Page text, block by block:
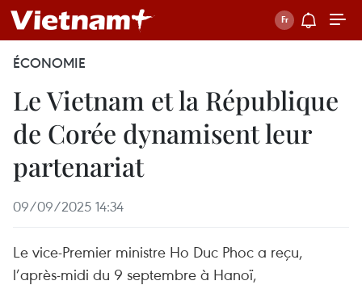
ÉCONOMIE
Le Vietnam et la République
de Corée dynamisent leur
partenariat
09/09/2025 14:34
Le vice-Premier ministre Ho Duc Phoc a reçu,
l’après-midi du 9 septembre à Hanoï,